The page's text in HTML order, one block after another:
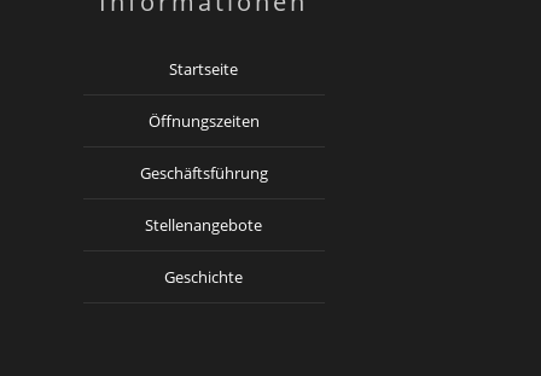
Startseite
Öffnungszeiten
Geschäftsführung
Stellenangebote
Geschichte